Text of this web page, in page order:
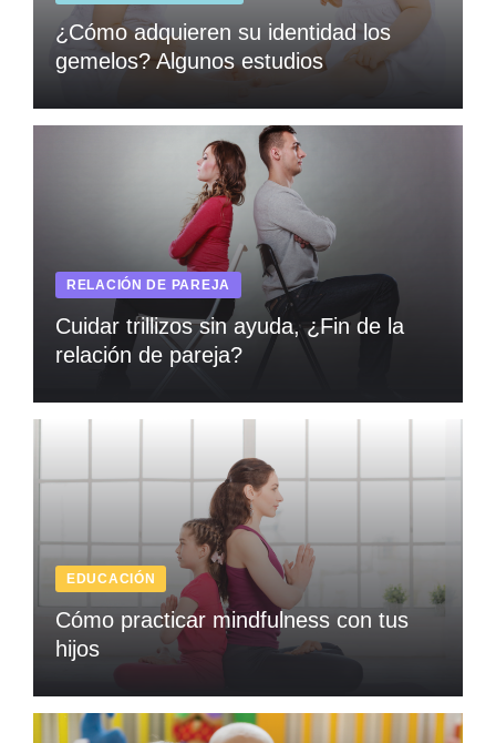
¿Cómo adquieren su identidad los
gemelos? Algunos estudios
RELACIÓN DE PAREJA
Cuidar trillizos sin ayuda, ¿Fin de la
relación de pareja?
EDUCACIÓN
Cómo practicar mindfulness con tus
hijos